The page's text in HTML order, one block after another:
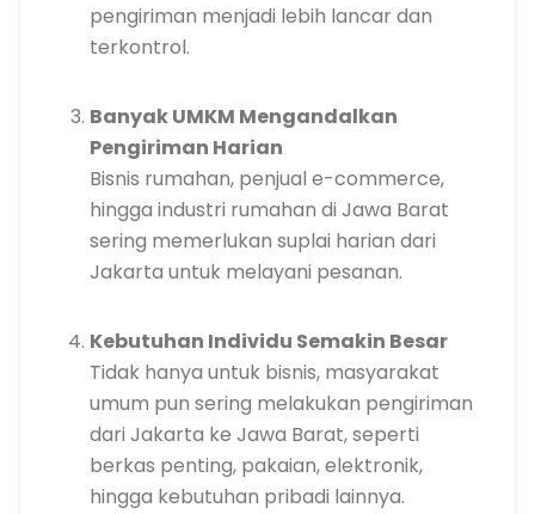
pengiriman menjadi lebih lancar dan
terkontrol.
Banyak UMKM Mengandalkan
Pengiriman Harian
Bisnis rumahan, penjual e-commerce,
hingga industri rumahan di Jawa Barat
sering memerlukan suplai harian dari
Jakarta untuk melayani pesanan.
Kebutuhan Individu Semakin Besar
Tidak hanya untuk bisnis, masyarakat
umum pun sering melakukan pengiriman
dari Jakarta ke Jawa Barat, seperti
berkas penting, pakaian, elektronik,
hingga kebutuhan pribadi lainnya.